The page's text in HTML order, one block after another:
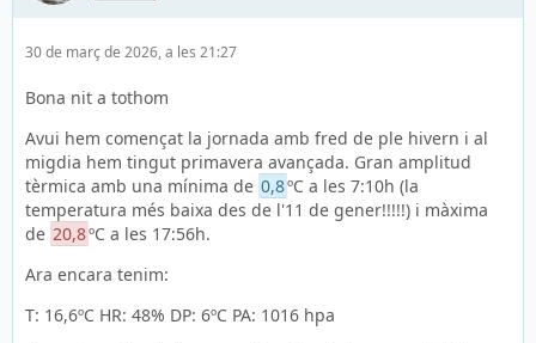
30 de març de 2026, a les 21:27
Bona nit a tothom
Avui hem començat la jornada amb fred de ple hivern i al
migdia hem tingut primavera avançada. Gran amplitud
tèrmica amb una mínima de 0,8ºC a les 7:10h (la
temperatura més baixa des de l'11 de gener!!!!!) i màxima
de 20,8ºC a les 17:56h.
Ara encara tenim:
T: 16,6ºC HR: 48% DP: 6ºC PA: 1016 hpa